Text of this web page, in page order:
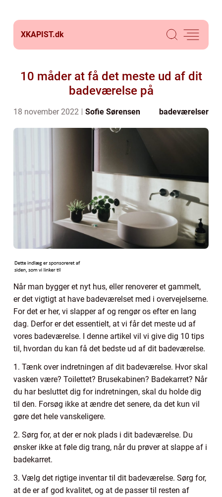
XKAPIST.dk
10 måder at få det meste ud af dit
badeværelse på
18 november 2022 Sofie Sørensen badeværelser
Når man bygger et nyt hus, eller renoverer et gammelt,
er det vigtigt at have badeværelset med i overvejelserne.
For det er her, vi slapper af og rengør os efter en lang
dag. Derfor er det essentielt, at vi får det meste ud af
vores badeværelse. I denne artikel vil vi give dig 10 tips
til, hvordan du kan få det bedste ud af dit badeværelse.
1. Tænk over indretningen af dit badeværelse. Hvor skal
vasken være? Toilettet? Brusekabinen? Badekarret? Når
du har besluttet dig for indretningen, skal du holde dig
til den. Forsøg ikke at ændre det senere, da det kun vil
gøre det hele vanskeligere.
2. Sørg for, at der er nok plads i dit badeværelse. Du
ønsker ikke at føle dig trang, når du prøver at slappe af i
badekarret.
3. Vælg det rigtige inventar til dit badeværelse. Sørg for,
at de er af god kvalitet, og at de passer til resten af